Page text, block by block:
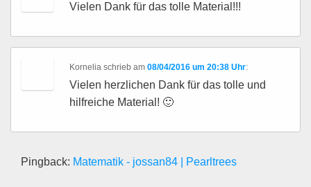
Vielen Dank für das tolle Material!!!
Kornelia schrieb am08/04/2016 um 20:38 Uhr:
Vielen herzlichen Dank für das tolle und
hilfreiche Material! 🙂
Pingback: Matematik - jossan84 | Pearltrees